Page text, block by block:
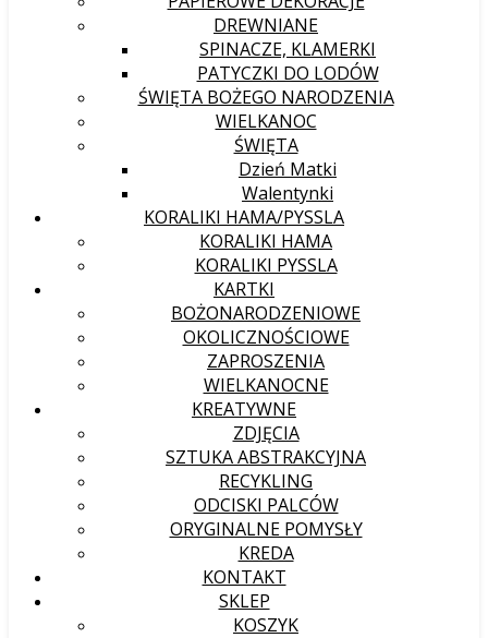
DREWNIANE
SPINACZE, KLAMERKI
PATYCZKI DO LODÓW
ŚWIĘTA BOŻEGO NARODZENIA
WIELKANOC
ŚWIĘTA
Dzień Matki
Walentynki
KORALIKI HAMA/PYSSLA
KORALIKI HAMA
KORALIKI PYSSLA
KARTKI
BOŻONARODZENIOWE
OKOLICZNOŚCIOWE
ZAPROSZENIA
WIELKANOCNE
KREATYWNE
ZDJĘCIA
SZTUKA ABSTRAKCYJNA
RECYKLING
ODCISKI PALCÓW
ORYGINALNE POMYSŁY
KREDA
KONTAKT
SKLEP
KOSZYK